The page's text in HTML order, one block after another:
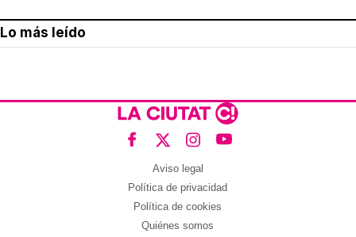
Lo más leído
Aviso legal
Política de privacidad
Política de cookies
Quiénes somos